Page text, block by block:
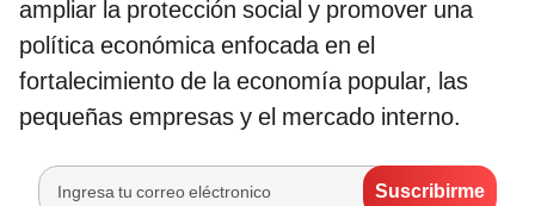
ampliar la protección social y promover una
política económica enfocada en el
fortalecimiento de la economía popular, las
pequeñas empresas y el mercado interno.